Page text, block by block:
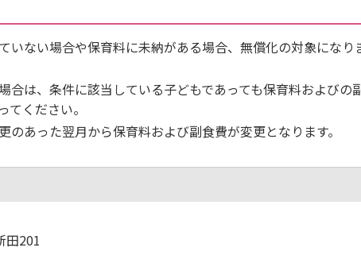
いない場合や保育料に未納がある場合、無償化の対象になり
合は、条件に該当している子どもであっても保育料およびの
ください。
あった翌月から保育料および副食費が変更となります。
田201